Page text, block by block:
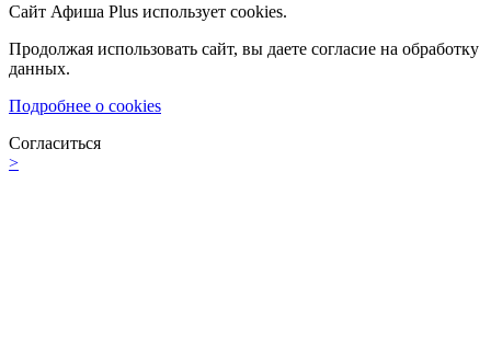
Сайт Афиша Plus использует cookies.
Продолжая использовать сайт, вы даете согласие на обработку
данных.
Подробнее о cookies
Согласиться
>